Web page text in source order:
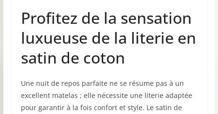
Profitez de la sensation
luxueuse de la literie en
satin de coton
Une nuit de repos parfaite ne se résume pas à un
excellent matelas ; elle nécessite une literie adaptée
pour garantir à la fois confort et style. Le satin de